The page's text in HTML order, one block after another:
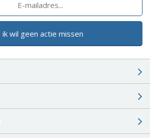
ik wil geen actie missen